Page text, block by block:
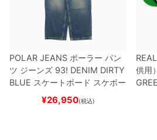
POLAR JEANS ポーラー パン
ツ ジーンズ 93! DENIM DIRTY
BLUE スケートボード スケボー
¥26,950(税込)
供用）